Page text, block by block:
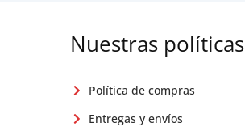
Nuestras políticas
Política de compras
Entregas y envíos